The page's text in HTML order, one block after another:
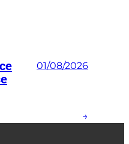
01/08/2026
→